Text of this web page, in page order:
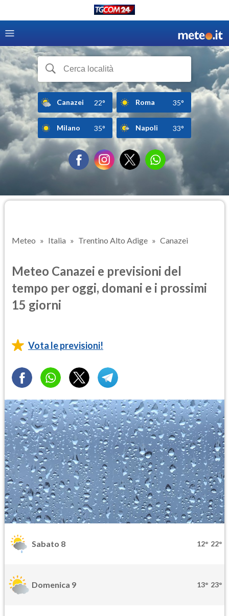
Canazei 22° Roma 35°
Milano 35° Napoli 33°
Meteo Italia Trentino Alto Adige Canazei
Meteo Canazei e previsioni del
tempo per oggi, domani e i prossimi
15 giorni
Vota le previsioni!
Sabato 8 12° 22°
Domenica 9 13° 23°